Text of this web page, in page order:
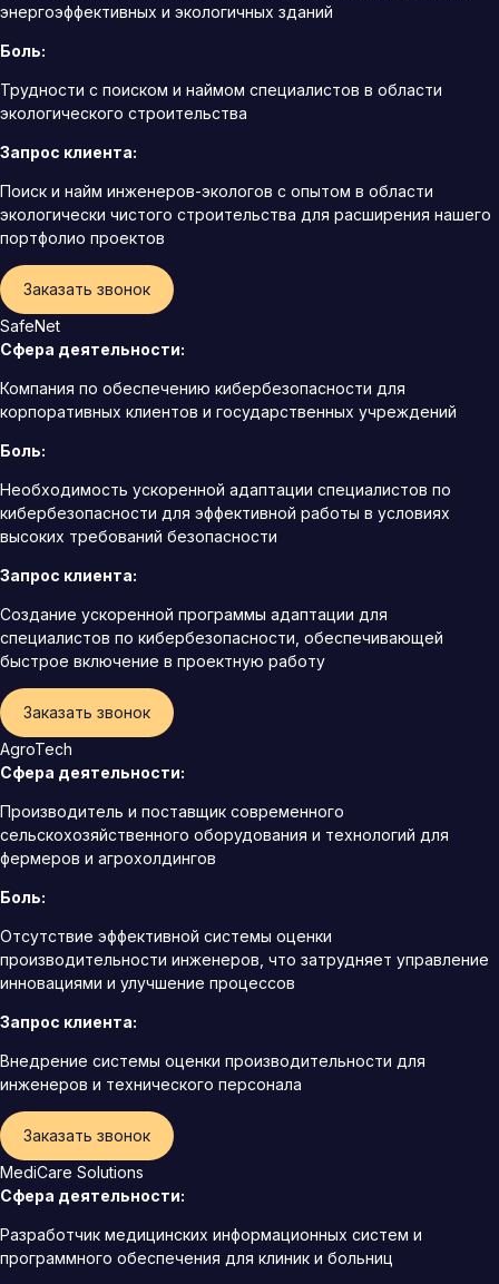
энергоэффективных и экологичных зданий
Боль:
Трудности с поиском и наймом специалистов в области
экологического строительства
Запрос клиента:
Поиск и найм инженеров-экологов с опытом в области
экологически чистого строительства для расширения нашего
портфолио проектов
Заказать звонок
SafeNet
Сфера деятельности:
Компания по обеспечению кибербезопасности для
корпоративных клиентов и государственных учреждений
Боль:
Необходимость ускоренной адаптации специалистов по
кибербезопасности для эффективной работы в условиях
высоких требований безопасности
Запрос клиента:
Создание ускоренной программы адаптации для
специалистов по кибербезопасности, обеспечивающей
быстрое включение в проектную работу
Заказать звонок
AgroTech
Сфера деятельности:
Производитель и поставщик современного
сельскохозяйственного оборудования и технологий для
фермеров и агрохолдингов
Боль:
Отсутствие эффективной системы оценки
производительности инженеров, что затрудняет управление
инновациями и улучшение процессов
Запрос клиента:
Внедрение системы оценки производительности для
инженеров и технического персонала
Заказать звонок
MediCare Solutions
Сфера деятельности:
Разработчик медицинских информационных систем и
программного обеспечения для клиник и больниц